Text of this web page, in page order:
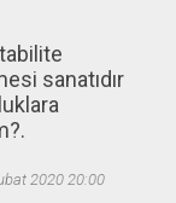
sanatıdır
2020 20:00